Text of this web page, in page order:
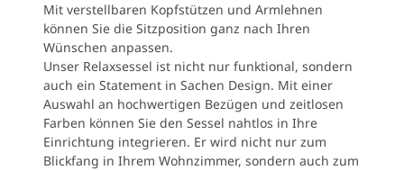
Mit verstellbaren Kopfstützen und Armlehnen
können Sie die Sitzposition ganz nach Ihren
Wünschen anpassen.
Unser Relaxsessel ist nicht nur funktional, sondern
auch ein Statement in Sachen Design. Mit einer
Auswahl an hochwertigen Bezügen und zeitlosen
Farben können Sie den Sessel nahtlos in Ihre
Einrichtung integrieren. Er wird nicht nur zum
Blickfang in Ihrem Wohnzimmer, sondern auch zum